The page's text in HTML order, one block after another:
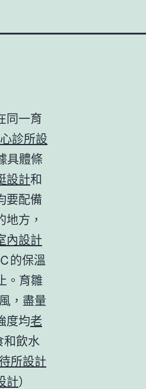
同一育
診所設
具體條
設計和
要配備
地方，
內設計
的保溫
育雛
，盡量
度均老
和飲水
所設計
計）